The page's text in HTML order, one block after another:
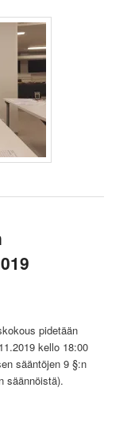
pidetään
kello 18:00
sääntöjen 9 §:n
säännöistä).